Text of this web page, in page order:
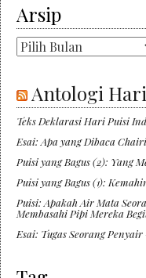
Arsip
Arsip
Antologi
Teks Deklarasi Hari Puisi
Esai: Apa yang Dibaca
Puisi yang Bagus (2): Yang
Puisi yang Bagus (1):
Puisi: Apakah Air Mata
Membasahi Pipi Mereka
Esai: Tugas Seorang